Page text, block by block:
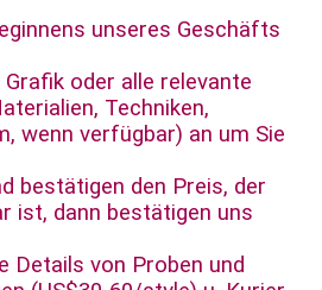
unseres Geschäfts
oder alle relevante
Techniken,
wenn verfügbar) an um Sie
bestätigen den Preis, der
ist, dann bestätigen uns
Details von Proben und